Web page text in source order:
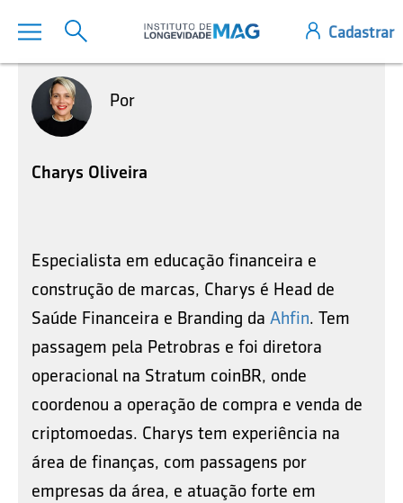
Por
Charys Oliveira
Especialista em educação financeira e
construção de marcas, Charys é Head de
Saúde Financeira e Branding da Ahfin. Tem
passagem pela Petrobras e foi diretora
operacional na Stratum coinBR, onde
coordenou a operação de compra e venda de
criptomoedas. Charys tem experiência na
área de finanças, com passagens por
empresas da área, e atuação forte em